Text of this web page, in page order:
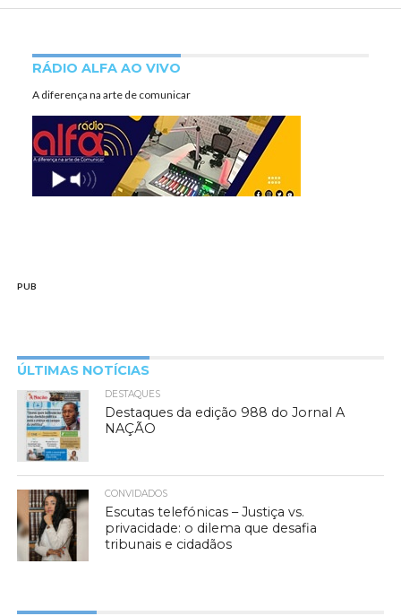
RÁDIO ALFA AO VIVO
A diferença na arte de comunicar
PUB
ÚLTIMAS NOTÍCIAS
DESTAQUES
Destaques da edição 988 do Jornal A
NAÇÃO
CONVIDADOS
Escutas telefónicas – Justiça vs.
privacidade: o dilema que desafia
tribunais e cidadãos